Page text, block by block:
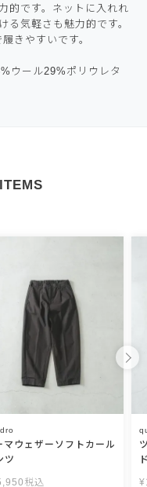
的です。ネットに入れれ
る気軽さも魅力的です。
きやすいです。
ウール29%ポリウレタ
マウェザーソフトカール
ツ
税込 ¥